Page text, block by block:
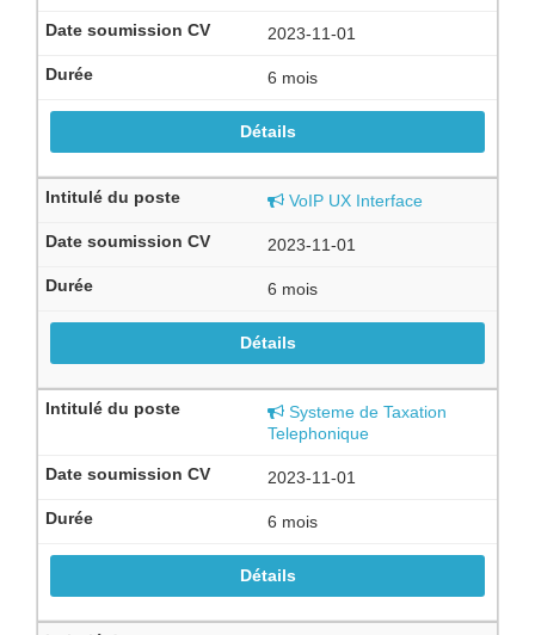
2023-11-01
6 mois
Détails
VoIP UX Interface
2023-11-01
6 mois
Détails
Systeme de Taxation
Telephonique
2023-11-01
6 mois
Détails